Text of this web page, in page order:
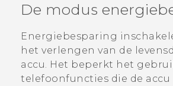
HTC Club
SUPPORT
HTC-apparaten & -accessoires
VIVERSE
De modus
Energiebesparing
het verlengen van de
accu. Het beperkt het
telefoonfuncties die de